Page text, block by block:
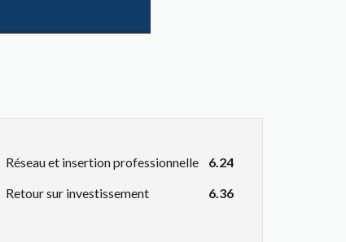
Réseau et insertion professionnelle
6.24
Retour sur investissement
6.36